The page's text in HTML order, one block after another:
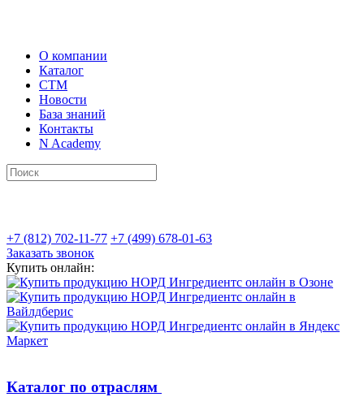
О компании
Каталог
СТМ
Новости
База знаний
Контакты
N Academy
+7 (812) 702-11-77 +7 (499) 678-01-63
Заказать звонок
Купить онлайн:
Каталог по отраслям